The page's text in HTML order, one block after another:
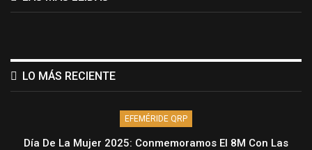
LO MÁS RECIENTE
EFEMÉRIDE QRP
Día De La Mujer 2025: Conmemoramos El 8M Con Las